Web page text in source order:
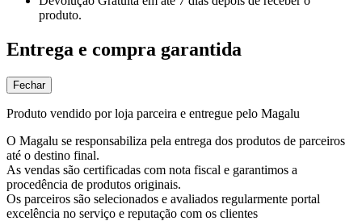
produto.
Entrega e compra garantida
Fechar
Produto vendido por loja parceira e entregue pelo Magalu
O Magalu se responsabiliza pela entrega dos produtos de parceiros
até o destino final.
As vendas são certificadas com nota fiscal e garantimos a
procedência de produtos originais.
Os parceiros são selecionados e avaliados regularmente portal
excelência no serviço e reputação com os clientes